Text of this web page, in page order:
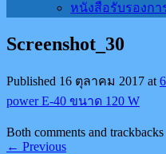
หนังสือรับรองกา
Screenshot_30
Published 16 ตุลาคม 2017 at
power E-40 ขนาด 120 W
Both comments and
← Previous